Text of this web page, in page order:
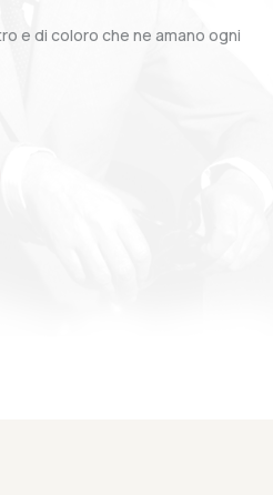
e di coloro che ne amano ogni